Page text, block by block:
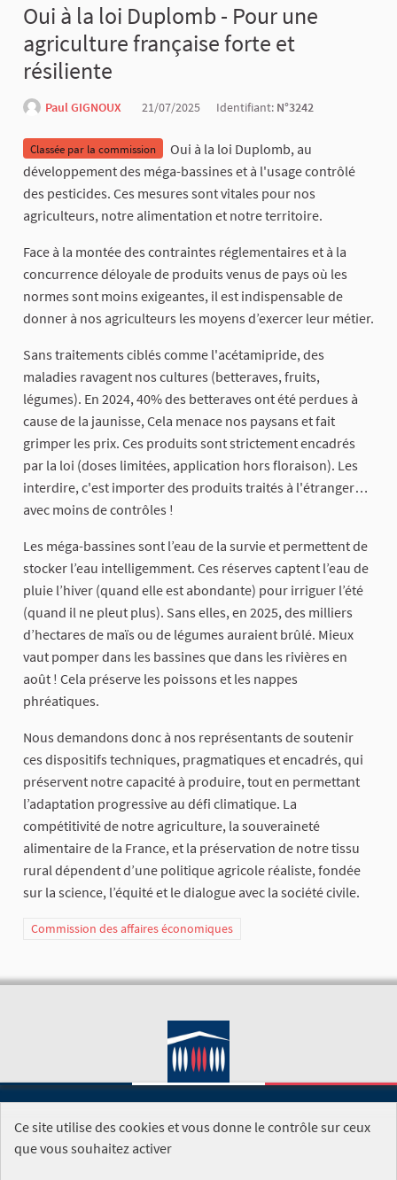
Oui à la loi Duplomb - Pour une
agriculture française forte et
résiliente
Paul GIGNOUX 21/07/2025 Identifiant: N°3242
Classée par la commission
Oui à la loi Duplomb, au
développement des méga-bassines et à l'usage contrôlé
des pesticides. Ces mesures sont vitales pour nos
agriculteurs, notre alimentation et notre territoire.
Face à la montée des contraintes réglementaires et à la
concurrence déloyale de produits venus de pays où les
normes sont moins exigeantes, il est indispensable de
donner à nos agriculteurs les moyens d’exercer leur métier.
Sans traitements ciblés comme l'acétamipride, des
maladies ravagent nos cultures (betteraves, fruits,
légumes). En 2024, 40% des betteraves ont été perdues à
cause de la jaunisse, Cela menace nos paysans et fait
grimper les prix. Ces produits sont strictement encadrés
par la loi (doses limitées, application hors floraison). Les
interdire, c'est importer des produits traités à l'étranger…
avec moins de contrôles !
Les méga-bassines sont l’eau de la survie et permettent de
stocker l’eau intelligemment. Ces réserves captent l’eau de
pluie l’hiver (quand elle est abondante) pour irriguer l’été
(quand il ne pleut plus). Sans elles, en 2025, des milliers
d’hectares de maïs ou de légumes auraient brûlé. Mieux
vaut pomper dans les bassines que dans les rivières en
août ! Cela préserve les poissons et les nappes
phréatiques.
Nous demandons donc à nos représentants de soutenir
ces dispositifs techniques, pragmatiques et encadrés, qui
préservent notre capacité à produire, tout en permettant
l’adaptation progressive au défi climatique. La
compétitivité de notre agriculture, la souveraineté
alimentaire de la France, et la préservation de notre tissu
rural dépendent d’une politique agricole réaliste, fondée
sur la science, l’équité et le dialogue avec la société civile.
Commission des affaires économiques
SITE DE L'ASSEMBLÉE NATIONALE
Ce site utilise des cookies et vous donne le contrôle sur ceux
que vous souhaitez activer